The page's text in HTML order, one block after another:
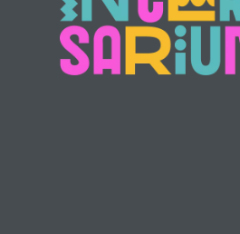
(полиция).
Кто на дежурстве даже в
Кто в трудный час готов
На льдинах рыбакам
Из МЧС спасатели на
В любое время года от
Назовите номер